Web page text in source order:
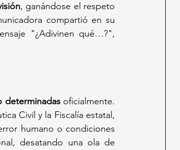
, ganándose el respeto
compartió en su
"¿Adivinen qué…?",
determinadas oficialmente.
Civil y la Fiscalía estatal,
humano o condiciones
desatando una ola de